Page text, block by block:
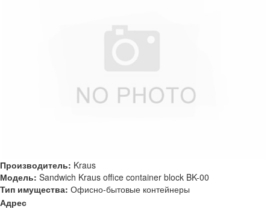
Производитель: Kraus
Модель: Sandwich Kraus office container block BK-00
Тип имущества: Офисно-бытовые контейнеры
Адрес